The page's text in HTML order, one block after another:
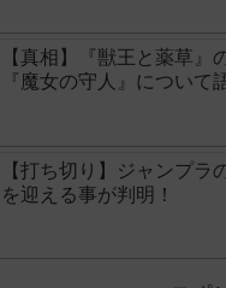
【真相】『獣王と薬草
『魔女の守人』について
【打ち切り】ジャンプ
を迎える事が判明！